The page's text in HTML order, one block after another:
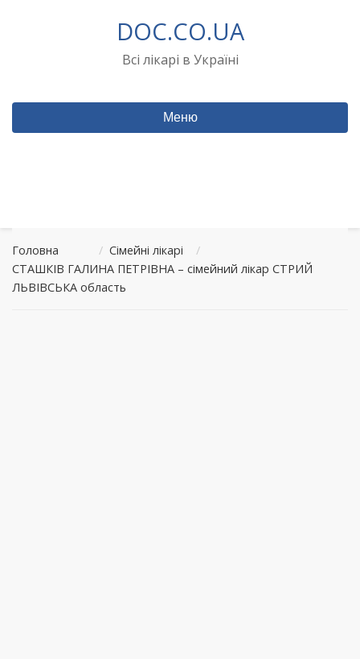
DOC.CO.UA
Всі лікарі в Україні
Меню
Головна / Сімейні лікарі
/
СТАШКІВ ГАЛИНА ПЕТРІВНА – сімейний лікар СТРИЙ
ЛЬВІВСЬКА область